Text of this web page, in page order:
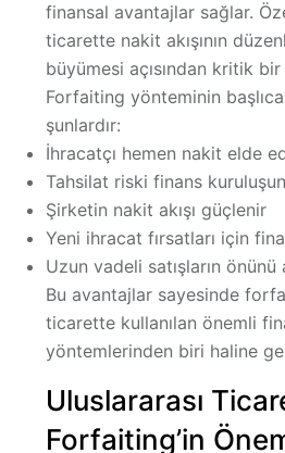
finansal avantajlar sağlar.
ticarette nakit akışının
büyümesi açısından kritik
Forfaiting yönteminin
şunlardır:
İhracatçı hemen nakit elde
Tahsilat riski finans
Şirketin nakit akışı güçlenir
Yeni ihracat fırsatları için
Uzun vadeli satışların önünü
Bu avantajlar sayesinde
ticarette kullanılan önemli
yöntemlerinden biri haline
Uluslararası
Forfaiting’in